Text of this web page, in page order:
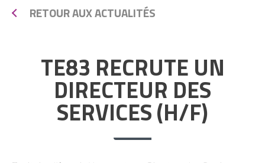
RETOUR AUX ACTUALITÉS
TE83 RECRUTE UN
DIRECTEUR DES
SERVICES (H/F)